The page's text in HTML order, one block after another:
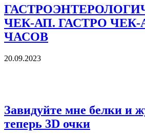
ЧЕК-АП. ГАСТРО ЧЕК-
ЧАСОВ
20.09.2023
Завидуйте мне белки и
теперь 3D очки